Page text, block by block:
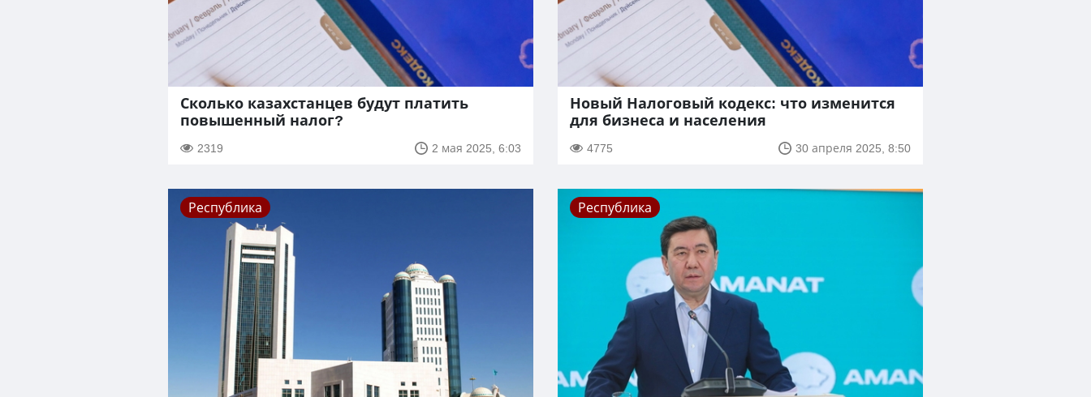
Сколько казахстанцев будут платить
повышенный налог?
2319 2 мая 2025, 6:03
Новый Налоговый кодекс: что изменится
для бизнеса и населения
4775 30 апреля 2025, 8:50
Республика Республика